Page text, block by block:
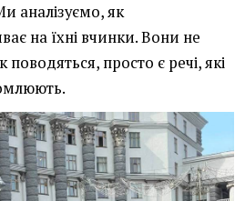
аналізуємо, як
на їхні вчинки. Вони не
просто є речі, які